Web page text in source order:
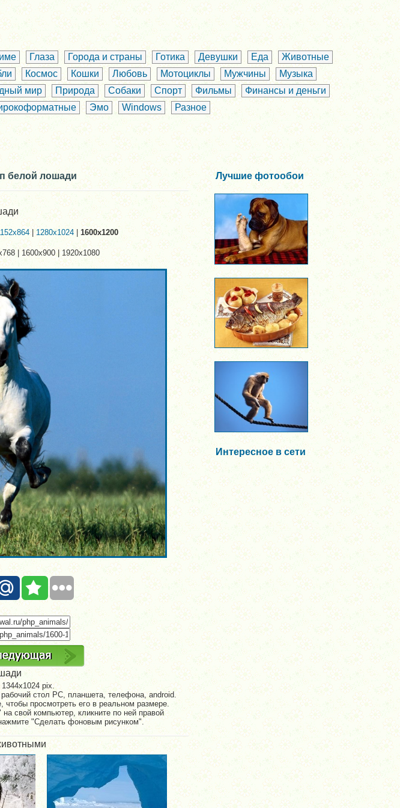
Глаза Города и страны Готика Девушки Еда
Животные
Космос Кошки Любовь Мотоциклы Мужчины
Музыка
мир Природа Собаки Спорт Фильмы
Финансы и деньги
Эмо Windows Разное
белой лошади
|1280x1024| 1600x1200
| 1600x900 | 1920x1080
1344x1024 pix.
стол PC, планшета, телефона, android.
просмотреть его в реальном размере.
свой компьютер, кликните по ней правой
"Сделать фоновым рисунком".
Лучшие фотообои
Интересное в сети